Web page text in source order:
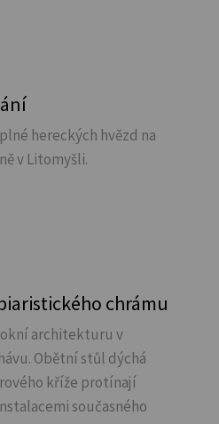
hereckých hvězd na
v Litomyšli.
chrámu
architekturu v
Obětní stůl dýchá
kříže protínají
současného